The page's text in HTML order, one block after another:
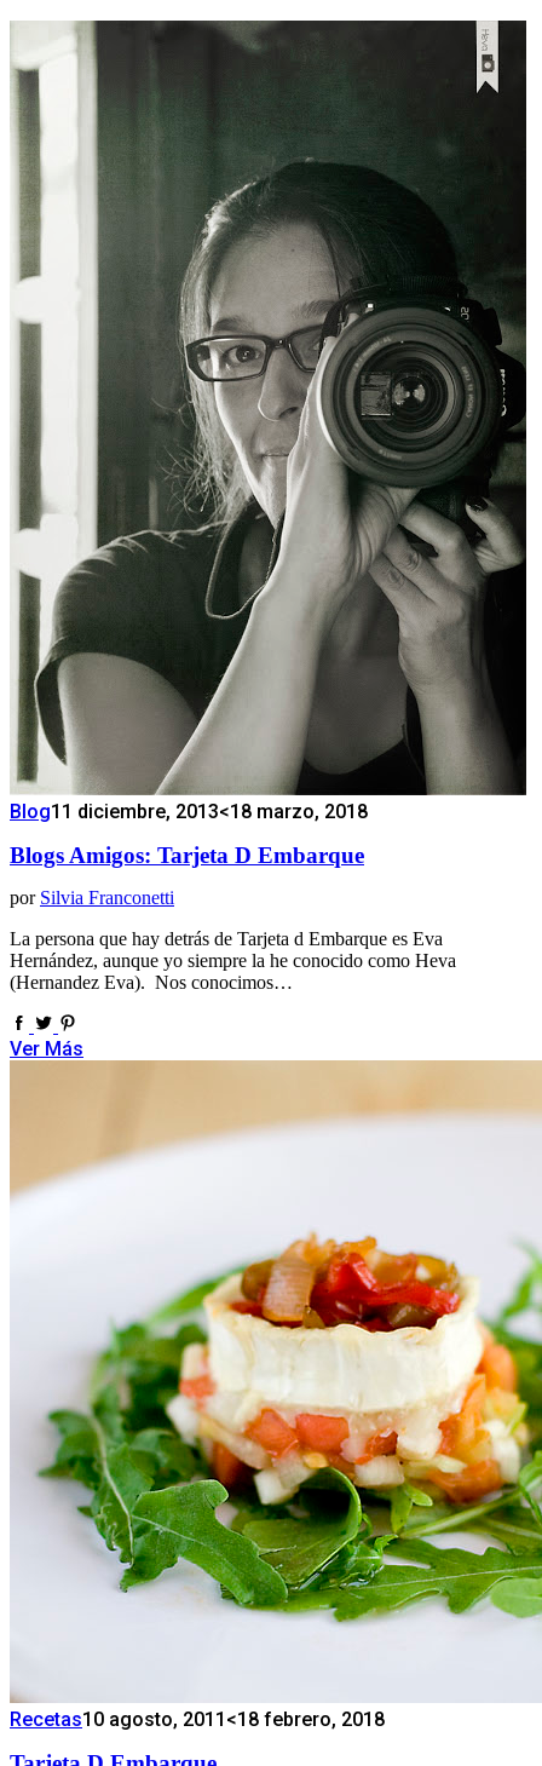
Blog11 diciembre, 2013<18 marzo, 2018
Blogs Amigos: Tarjeta D Embarque
por Silvia Franconetti
La persona que hay detrás de Tarjeta d Embarque es Eva
Hernández, aunque yo siempre la he conocido como Heva
(Hernandez Eva). Nos conocimos…
Ver Más
Recetas10 agosto, 2011 <18 febrero, 2018